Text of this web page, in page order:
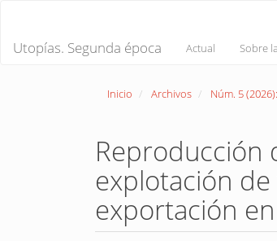
principal
Utopías. Segunda época Actual Sobre
Inicio Archivos Núm. 5
Reproducción
explotación
exportación